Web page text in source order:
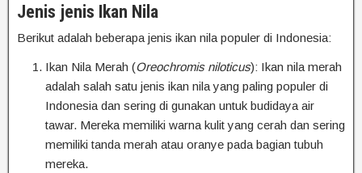
Jenis jenis Ikan Nila
Berikut adalah beberapa jenis ikan nila populer di Indonesia:
Ikan Nila Merah (Oreochromis niloticus): Ikan nila merah
adalah salah satu jenis ikan nila yang paling populer di
Indonesia dan sering di gunakan untuk budidaya air
tawar. Mereka memiliki warna kulit yang cerah dan sering
memiliki tanda merah atau oranye pada bagian tubuh
mereka.